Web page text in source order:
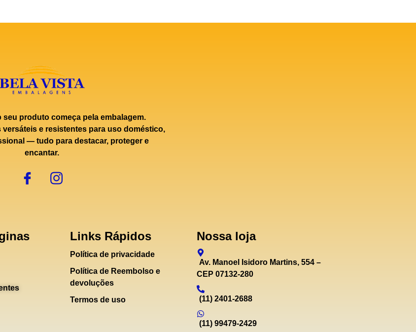
seu produto começa pela embalagem.
e resistentes para uso doméstico,
— tudo para destacar, proteger e
encantar.
Links Rápidos
Política de privacidade
Política de Reembolso e
devoluções
Termos de uso
Nossa loja
Av. Manoel Isidoro Martins, 554 –
CEP 07132-280
(11) 2401-2688
(11) 99479-2429